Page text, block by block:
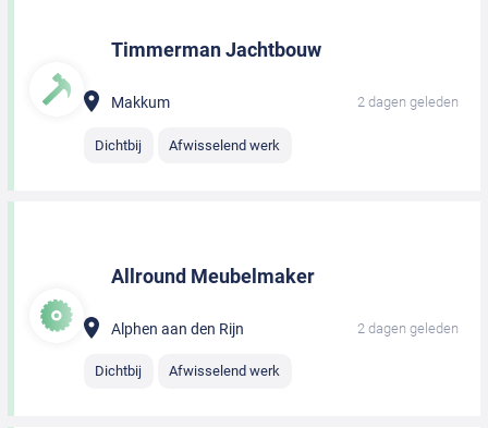
Timmerman Jachtbouw
Makkum 2 dagen geleden
Dichtbij Afwisselend werk
Allround Meubelmaker
Alphen aan den Rijn 2 dagen geleden
Dichtbij Afwisselend werk